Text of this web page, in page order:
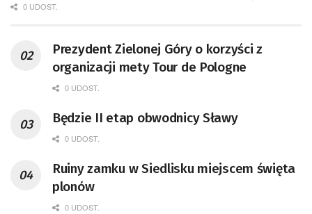
0 UDOST.
Prezydent Zielonej Góry o korzyści z
organizacji mety Tour de Pologne
0 UDOST.
Będzie II etap obwodnicy Sławy
0 UDOST.
Ruiny zamku w Siedlisku miejscem święta
plonów
0 UDOST.